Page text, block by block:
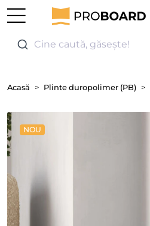
Cine caută, găsește!
Acasă Plinte duropolimer (PB)
NOU